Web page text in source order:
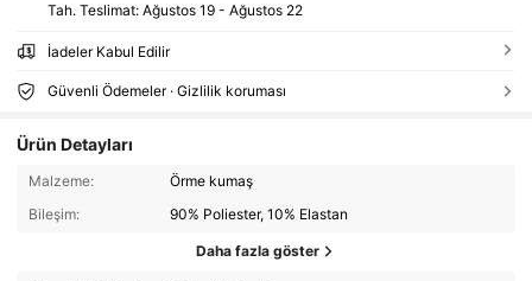
Tah. Teslimat: Ağustos 19 - Ağustos 22
İadeler Kabul Edilir
Güvenli Ödemeler · Gizlilik koruması
Ürün Detayları
Malzeme:
Örme kumaş
Bileşim:
90% Poliester, 10% Elastan
Daha fazla göster